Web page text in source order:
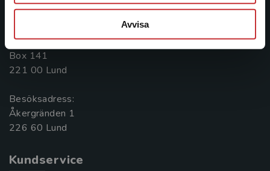
Avvisa
Postadress:
Box 141
221 00 Lund
Besöksadress:
Åkergränden 1
Kundservice